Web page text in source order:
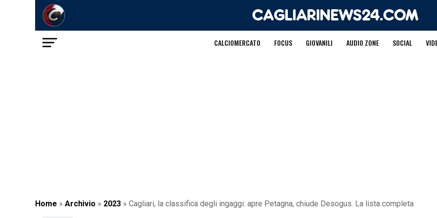
CALCIOMERCATO FOCUS GIOVANILI AUDIO ZONE SOCIAL
Home » Archivio » 2023 » Cagliari, la classifica degli ingaggi: apre Petagna, chiude Desogus. La lista completa